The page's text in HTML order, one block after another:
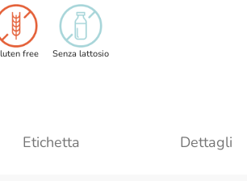
free Senza lattosio
Etichetta Dettagli